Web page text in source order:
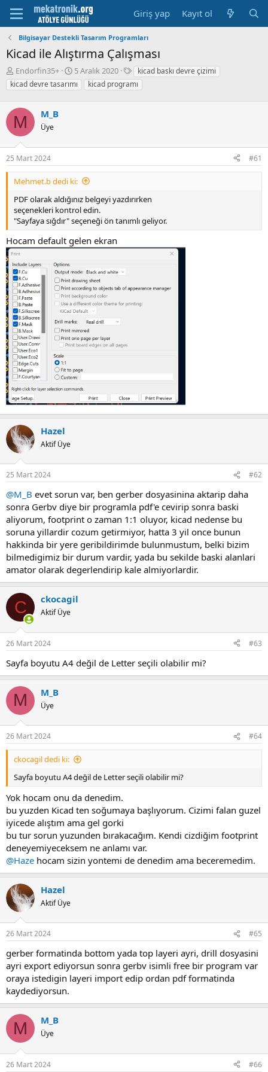
Giriş yap Kayıt ol
Bilgisayar Destekli Tasarım Programları
Kicad ile Alıştırma Çalışması
K
o
n
u
b
a
ş
l
a
a
n
Endorfin35+
B
a
ş
t
r
i
i
5 Aralık 2020
E
t
i
e
kicad baskı devre çizimi
kicad devre tasarımı
kicad programı
M M_B
Üye
25 Mart 2024 #61
Mehmet.b dedi ki:
PDF olarak aldığınız belgeyi yazdırırken
seçenekleri kontrol edin.
"Sayfaya sığdır" seçeneği ön tanımlı geliyor.
Hocam default gelen ekran
Hazel
Aktif Üye
25 Mart 2024 #62
@M_B evet sorun var, ben gerber dosyasinina aktarip daha
sonra Gerbv diye bir programla pdf'e cevirip sonra baski
aliyorum, footprint o zaman 1:1 oluyor, kicad nedense bu
soruna yillardir cozum getirmiyor, hatta 3 yil once bunun
hakkinda bir yere geribildirimde bulunmustum, belki bizim
bilmedigimiz bir durum vardir, yada bu sekilde baski alanlari
amator olarak degerlendirip kale almiyorlardir.
C ckocagil
Aktif Üye
26 Mart 2024 #63
Sayfa boyutu A4 değil de Letter seçili olabilir mi?
M M_B
Üye
26 Mart 2024 #64
ckocagil dedi ki:
Sayfa boyutu A4 değil de Letter seçili olabilir mi?
Yok hocam onu da denedim.
bu yuzden Kicad ten soğumaya başlıyorum. Cizimi falan guzel
iyicede alıştım ama gel gorki
bu tur sorun yuzunden bırakacağım. Kendi cizdiğim footprint
deneyemiyeceksem ne anlamı var.
@Haze hocam sizin yontemi de denedim ama beceremedim.
Hazel
Aktif Üye
26 Mart 2024 #65
gerber formatinda bottom yada top layeri ayri, drill dosyasini
ayri export ediyorsun sonra gerbv isimli free bir program var
oraya istedigin layeri import edip ordan pdf formatinda
kaydediyorsun.
M M_B
Üye
26 Mart 2024 #66